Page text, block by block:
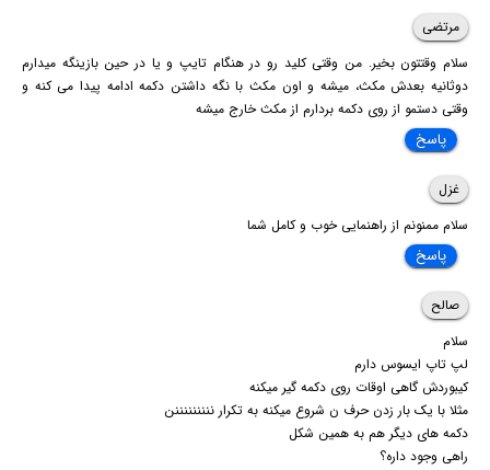
مرتضی
سلام وقتتون بخیر. من وقتی کلید رو در هنگام تایپ و یا در حین بازینگه میدارم
دوثانیه بعدش مکث، میشه و اون مکث با نگه داشتن دکمه ادامه پیدا می کنه و
وقتی دستمو از روی دکمه بردارم از مکث خارج میشه
پاسخ
غزل
سلام ممنونم از راهنمایی خوب و کامل شما
پاسخ
صالح
سلام
لپ تاپ ایسوس دارم
کیبوردش گاهی اوقات روی دکمه گیر میکنه
مثلا با یک بار زدن حرف ن شروع میکنه به تکرار نننننننننن
دکمه های دیگر هم به همین شکل
راهی وجود داره؟